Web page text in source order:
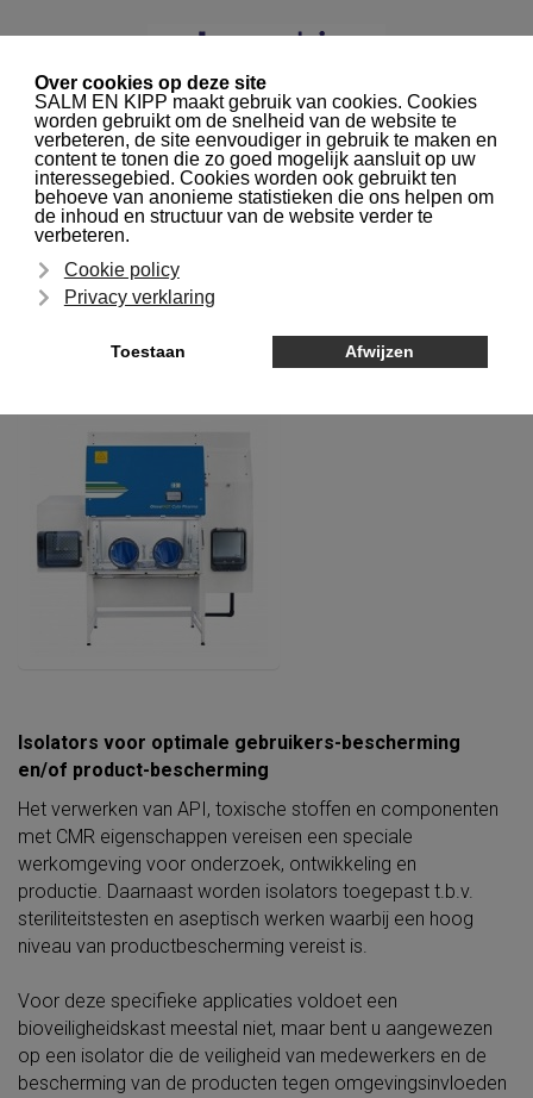
0
Home Laboratorium apparatuur
ISOLATOR
Isolators voor optimale gebruikers-bescherming
en/of product-bescherming
Het verwerken van API, toxische stoffen en componenten
met CMR eigenschappen vereisen een speciale
werkomgeving voor onderzoek, ontwikkeling en
productie. Daarnaast worden isolators toegepast t.b.v.
steriliteitstesten en aseptisch werken waarbij een hoog
niveau van productbescherming vereist is.
Voor deze specifieke applicaties voldoet een
bioveiligheidskast meestal niet, maar bent u aangewezen
op een isolator die de veiligheid van medewerkers en de
bescherming van de producten tegen omgevingsinvloeden